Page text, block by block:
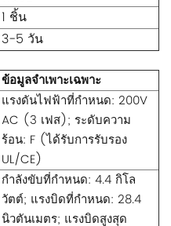
1 ชิ้น
3-5 วัน
ข้อมูลจำเพาะเฉพาะ
แรงดันไฟฟ้าที่กำหนด: 200V
AC (3 เฟส); ระดับความ
ร้อน: F (ได้รับการรับรอง
UL/CE)
กำลังขับที่กำหนด: 4.4 กิโล
วัตต์; แรงบิดที่กำหนด: 28.4
นิวตันเมตร; แรงบิดสูงสุด